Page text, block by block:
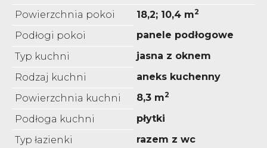
Powierzchnia pokoi 18,2; 10,4 m2
Podłogi pokoi
panele podłogowe
Typ kuchni
jasna z oknem
Rodzaj kuchni
aneks kuchenny
Powierzchnia kuchni
8,3 m2
Podłoga kuchni
płytki
Typ łazienki
razem z wc